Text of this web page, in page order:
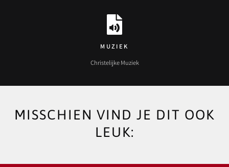
MUZIEK
Christelijke Muziek
MISSCHIEN VIND JE DIT OOK
LEUK: